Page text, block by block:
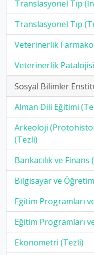
Translasyonel Tıp
Translasyonel Tıp
Veterinerlik
Veterinerlik
Sosyal Bilimler
Alman Dili Eğitimi
Arkeoloji
(Tezli)
Bankacılık ve
Bilgisayar ve
Eğitim Programları
Eğitim Programları
Ekonometri (Tezli)